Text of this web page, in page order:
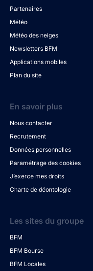
Partenaires
Météo
Météo des neiges
Newsletters BFM
Applications mobiles
Plan du site
En savoir plus
Nous contacter
Recrutement
Données personnelles
Paramétrage des cookies
J’exerce mes droits
Charte de déontologie
Les sites du groupe
BFM
BFM Bourse
BFM Locales